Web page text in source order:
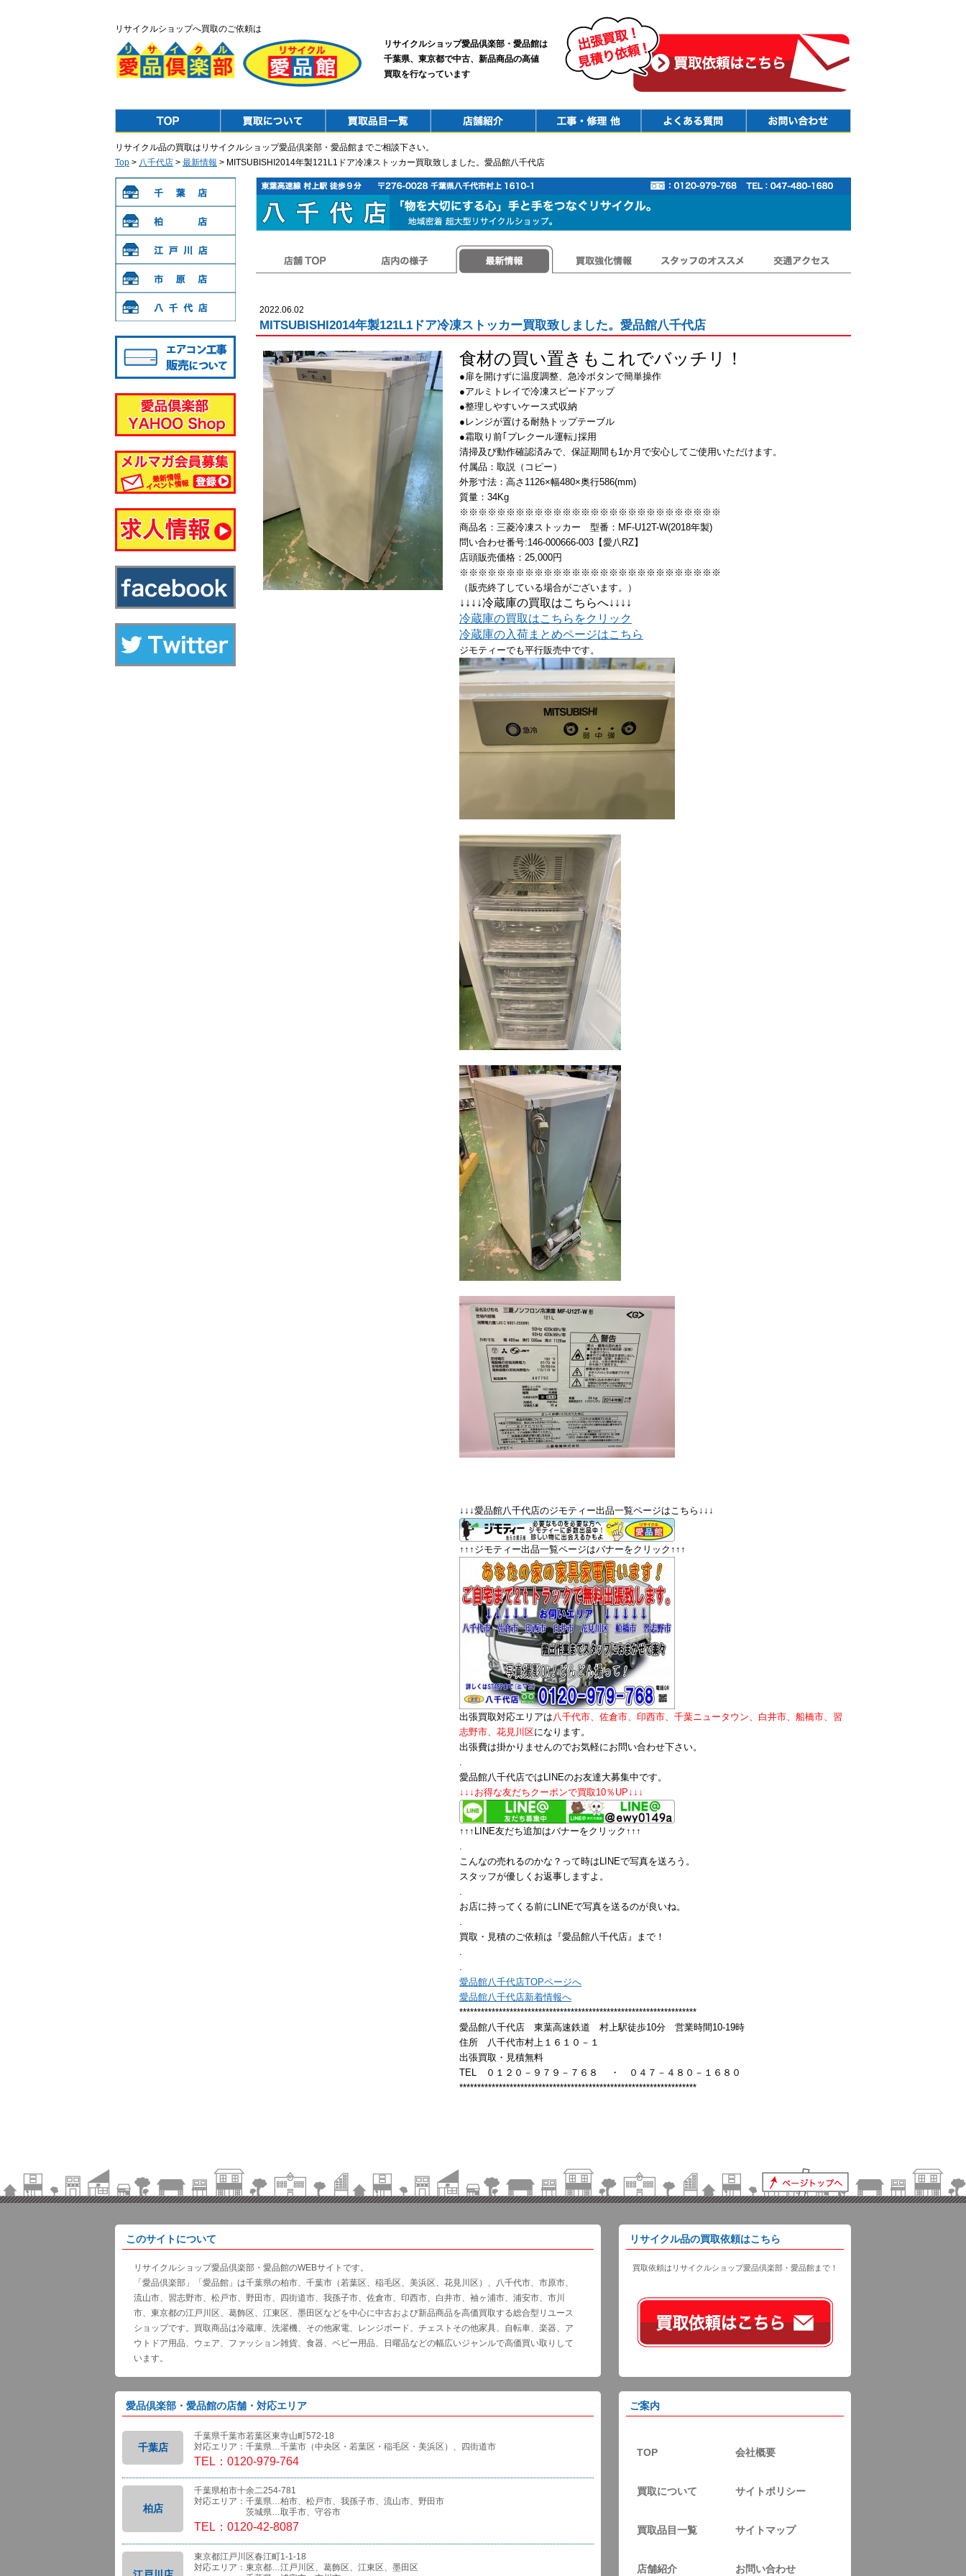
リサイクルショップへ買取のご依頼は
リサイクルショップ愛品倶楽部・愛品館は
千葉県、東京都で中古、新品商品の高値
買取を行なっています
リサイクル品の買取はリサイクルショップ愛品倶楽部・愛品館までご相談下さい。
Top > 八千代店 > 最新情報 > MITSUBISHI2014年製121L1ドア冷凍ストッカー買取致しました。愛品館八千代店
2022.06.02
MITSUBISHI2014年製121L1ドア冷凍ストッカー買取致しました。愛品館八千代店
食材の買い置きもこれでバッチリ！
●扉を開けずに温度調整、急冷ボタンで簡単操作
●アルミトレイで冷凍スピードアップ
●整理しやすいケース式収納
●レンジが置ける耐熱トップテーブル
●霜取り前｢プレクール運転｣採用
清掃及び動作確認済みで、保証期間も1か月で安心してご使用いただけます。
付属品：取説（コピー）
外形寸法：高さ1126×幅480×奥行586(mm)
質量：34Kg
※※※※※※※※※※※※※※※※※※※※※※※※※※※※
商品名：三菱冷凍ストッカー 型番：MF-U12T-W(2018年製)
問い合わせ番号:146-000666-003【愛八RZ】
店頭販売価格：25,000円
※※※※※※※※※※※※※※※※※※※※※※※※※※※※
（販売終了している場合がございます。）
↓↓↓↓冷蔵庫の買取はこちらへ↓↓↓↓
冷蔵庫の買取はこちらをクリック
冷蔵庫の入荷まとめページはこちら
ジモティーでも平行販売中です。
↓↓↓愛品館八千代店のジモティー出品一覧ページはこちら↓↓↓
↑↑↑ジモティー出品一覧ページはバナーをクリック↑↑↑
出張買取対応エリアは八千代市、佐倉市、印西市、千葉ニュータウン、白井市、船橋市、習
志野市、花見川区になります。
出張費は掛かりませんのでお気軽にお問い合わせ下さい。
.
愛品館八千代店ではLINEのお友達大募集中です。
↓↓↓お得な友だちクーポンで買取10％UP↓↓↓
↑↑↑LINE友だち追加はバナーをクリック↑↑↑
.
こんなの売れるのかな？って時はLINEで写真を送ろう。
スタッフが優しくお返事しますよ。
.
お店に持ってくる前にLINEで写真を送るのが良いね。
.
買取・見積のご依頼は『愛品館八千代店』まで！
.
.
愛品館八千代店TOPページへ
愛品館八千代店新着情報へ
******************************************************************
愛品館八千代店 東葉高速鉄道 村上駅徒歩10分 営業時間10-19時
住所 八千代市村上１６１０－１
出張買取・見積無料
TEL ０１２０－９７９－７６８ ・ ０４７－４８０－１６８０
******************************************************************
このサイトについて
リサイクルショップ愛品倶楽部・愛品館のWEBサイトです。
「愛品倶楽部」「愛品館」は千葉県の柏市、千葉市（若葉区、稲毛区、美浜区、花見川区）、八千代市、市原市、
流山市、習志野市、松戸市、野田市、四街道市、我孫子市、佐倉市、印西市、白井市、袖ヶ浦市、浦安市、市川
市、東京都の江戸川区、葛飾区、江東区、墨田区などを中心に中古および新品商品を高価買取する総合型リユース
ショップです。買取商品は冷蔵庫、洗濯機、その他家電、レンジボード、チェストその他家具、自転車、楽器、ア
ウトドア用品、ウェア、ファッション雑貨、食器、ベビー用品、日曜品などの幅広いジャンルで高価買い取りして
います。
リサイクル品の買取依頼はこちら
買取依頼はリサイクルショップ愛品倶楽部・愛品館まで！
愛品倶楽部・愛品館の店舗・対応エリア
千葉店
千葉県千葉市若葉区東寺山町572-18
対応エリア：千葉県…千葉市（中央区・若葉区・稲毛区・美浜区）、四街道市
TEL：0120-979-764
柏店
千葉県柏市十余二254-781
対応エリア：千葉県…柏市、松戸市、我孫子市、流山市、野田市
茨城県…取手市、守谷市
TEL：0120-42-8087
東京都江戸川区春江町1-1-18
対応エリア：東京都…江戸川区、葛飾区、江東区、墨田区
ご案内
TOP 会社概要
買取について サイトポリシー
買取品目一覧 サイトマップ
店舗紹介 お問い合わせ